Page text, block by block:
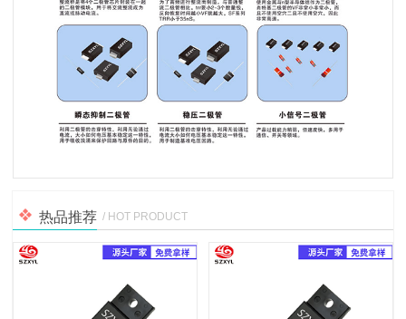
热品推荐 / HOT PRODUCT